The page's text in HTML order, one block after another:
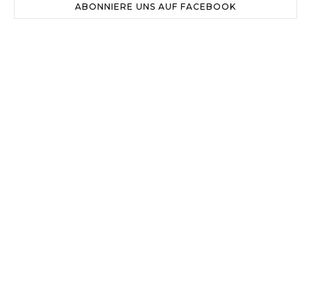
ABONNIERE UNS AUF FACEBOOK